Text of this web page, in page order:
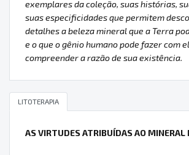
exemplares da coleção, suas histórias,
suas especificidades que permitem
detalhes a beleza mineral que a Terra
e o que o gênio humano pode fazer com
compreender a razão de sua existência.
LITOTERAPIA
AS VIRTUDES ATRIBUÍDAS AO MINERAL